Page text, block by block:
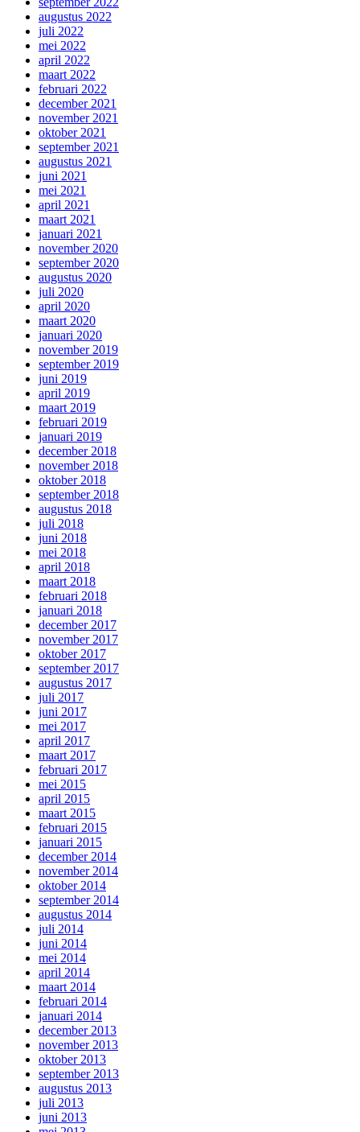
augustus 2022
juli 2022
mei 2022
april 2022
maart 2022
februari 2022
december 2021
november 2021
oktober 2021
september 2021
augustus 2021
juni 2021
mei 2021
april 2021
maart 2021
januari 2021
november 2020
september 2020
augustus 2020
juli 2020
april 2020
maart 2020
januari 2020
november 2019
september 2019
juni 2019
april 2019
maart 2019
februari 2019
januari 2019
december 2018
november 2018
oktober 2018
september 2018
augustus 2018
juli 2018
juni 2018
mei 2018
april 2018
maart 2018
februari 2018
januari 2018
december 2017
november 2017
oktober 2017
september 2017
augustus 2017
juli 2017
juni 2017
mei 2017
april 2017
maart 2017
februari 2017
mei 2015
april 2015
maart 2015
februari 2015
januari 2015
december 2014
november 2014
oktober 2014
september 2014
augustus 2014
juli 2014
juni 2014
mei 2014
april 2014
maart 2014
februari 2014
januari 2014
december 2013
november 2013
oktober 2013
september 2013
augustus 2013
juli 2013
juni 2013